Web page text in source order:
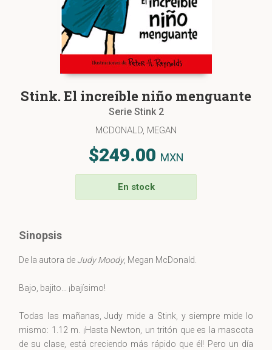
Stink. El increíble niño menguante
Serie Stink 2
MCDONALD, MEGAN
$249.00 MXN
En stock
Sinopsis
De la autora de Judy Moody, Megan McDonald.
Bajo, bajito... ¡bajísimo!
Todas las mañanas, Judy mide a Stink, y siempre mide lo
mismo: 1.12 m. ¡Hasta Newton, un tritón que es la mascota
de su clase, está creciendo más rápido que él! Pero un día